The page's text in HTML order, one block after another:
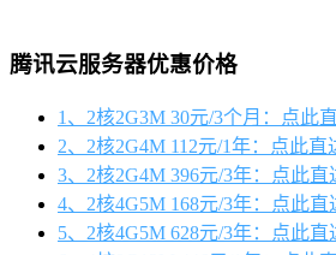
腾讯云服务器优惠价格
1、2核2G3M 30元/3个月：点此
2、2核2G4M 112元/1年：点此直
3、2核2G4M 396元/3年：点此直
4、2核4G5M 168元/3年：点此直
5、2核4G5M 628元/3年：点此直